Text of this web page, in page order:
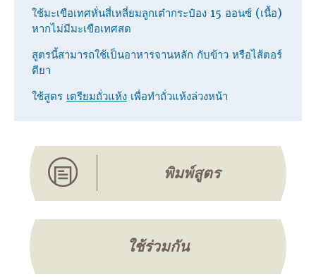
ใช้มะเขือเทศหั่นสี่เหลี่ยมลูกเต๋ากระป๋อง 15 ออนซ์ (เนื้อ)
หากไม่มีมะเขือเทศสด
สูตรนี้สามารถใช้เป็นอาหารจานหลัก กับข้าว หรือไส้ตอร์
ตียา
ใช้สูตร เตรียมถั่วแห้ง เพื่อทําถั่วแห้งล่วงหน้า
พิมพ์สูตร
ใช้ร่วมกัน